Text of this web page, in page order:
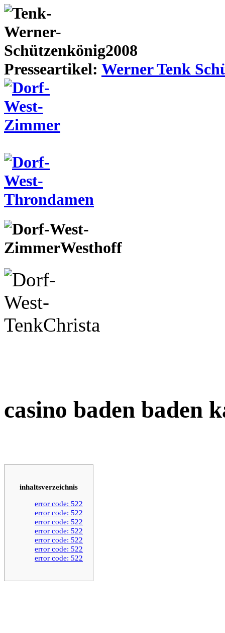
Presseartikel: Werner Tenk
casino baden baden
inhaltsverzeichnis
error code: 522
error code: 522
error code: 522
error code: 522
error code: 522
error code: 522
error code: 522